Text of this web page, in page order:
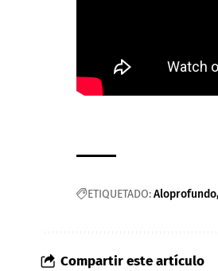
ETIQUETADO:Aloprofundo
Compartir este artículo